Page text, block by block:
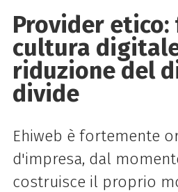
Provider etico:
cultura
riduzione del
divide
Ehiweb è fortemente
d'impresa, dal
costruisce il proprio